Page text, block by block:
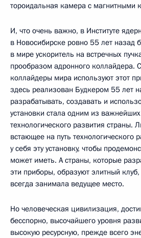
тороидальная камера с магнитными
И, что очень важно, в Институте
в Новосибирске ровно 55 лет назад
в мире ускоритель на встречных
прообразом адронного коллайдера.
коллайдеры мира используют этот
здесь реализован Будкером 55 лет
разрабатывать, создавать и
установки стала одним из
технологического развития страны.
встающее на путь технологического
у себя эту установку, чтобы
может иметь. А страны, которые
эти приборы, образуют элитный
всегда занимала ведущее место.
Но человеческая цивилизация,
бесспорно, высочайшего уровня
высокую ресурсную, прежде всего